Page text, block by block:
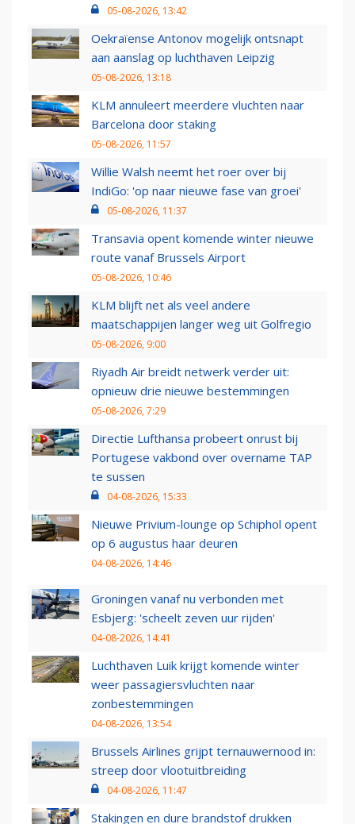
05-08-2026, 13:42
Oekraïense Antonov mogelijk ontsnapt
aan aanslag op luchthaven Leipzig
05-08-2026, 13:18
KLM annuleert meerdere vluchten naar
Barcelona door staking
05-08-2026, 11:57
Willie Walsh neemt het roer over bij
IndiGo: 'op naar nieuwe fase van groei'
05-08-2026, 11:37
Transavia opent komende winter nieuwe
route vanaf Brussels Airport
05-08-2026, 10:46
KLM blijft net als veel andere
maatschappijen langer weg uit Golfregio
05-08-2026, 9:00
Riyadh Air breidt netwerk verder uit:
opnieuw drie nieuwe bestemmingen
05-08-2026, 7:29
Directie Lufthansa probeert onrust bij
Portugese vakbond over overname TAP
te sussen
04-08-2026, 15:33
Nieuwe Privium-lounge op Schiphol opent
op 6 augustus haar deuren
04-08-2026, 14:46
Groningen vanaf nu verbonden met
Esbjerg: 'scheelt zeven uur rijden'
04-08-2026, 14:41
Luchthaven Luik krijgt komende winter
weer passagiersvluchten naar
zonbestemmingen
04-08-2026, 13:54
Brussels Airlines grijpt ternauwernood in:
streep door vlootuitbreiding
04-08-2026, 11:47
Stakingen en dure brandstof drukken